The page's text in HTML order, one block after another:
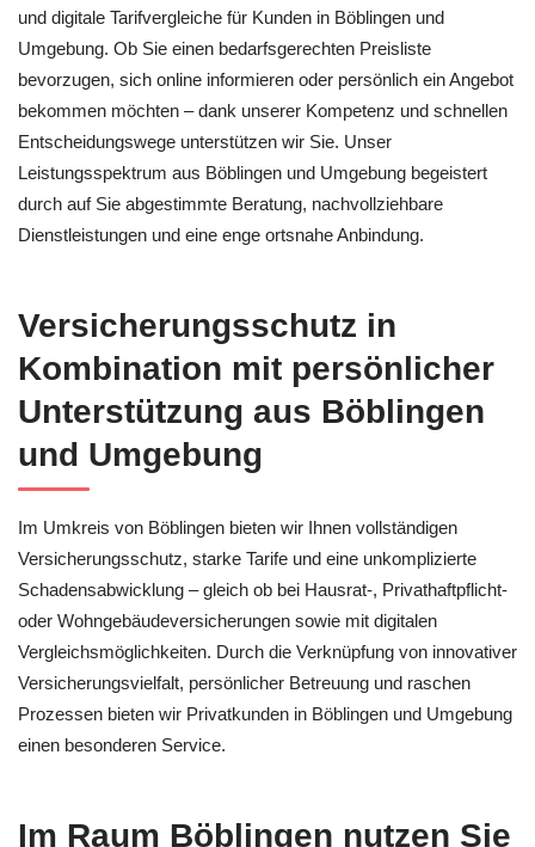
und digitale Tarifvergleiche für Kunden in Böblingen und
Umgebung. Ob Sie einen bedarfsgerechten Preisliste
bevorzugen, sich online informieren oder persönlich ein Angebot
bekommen möchten – dank unserer Kompetenz und schnellen
Entscheidungswege unterstützen wir Sie. Unser
Leistungsspektrum aus Böblingen und Umgebung begeistert
durch auf Sie abgestimmte Beratung, nachvollziehbare
Dienstleistungen und eine enge ortsnahe Anbindung.
Versicherungsschutz in
Kombination mit persönlicher
Unterstützung aus Böblingen
und Umgebung
Im Umkreis von Böblingen bieten wir Ihnen vollständigen
Versicherungsschutz, starke Tarife und eine unkomplizierte
Schadensabwicklung – gleich ob bei Hausrat-, Privathaftpflicht-
oder Wohngebäudeversicherungen sowie mit digitalen
Vergleichsmöglichkeiten. Durch die Verknüpfung von innovativer
Versicherungsvielfalt, persönlicher Betreuung und raschen
Prozessen bieten wir Privatkunden in Böblingen und Umgebung
einen besonderen Service.
Im Raum Böblingen nutzen Sie